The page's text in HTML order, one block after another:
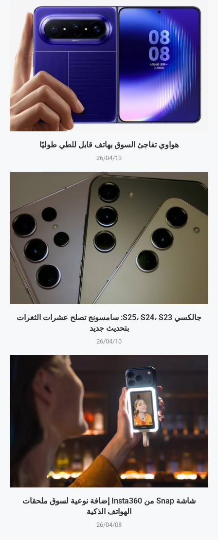
هواوي تفاجئ السوق بهاتف قابل للطي طوليًا
26/04/13
جالكسي S25، S24، S23: سامسونج تصلح عشرات الثغرات
بتحديث جديد
26/04/10
شاشة Snap من Insta360 إضافة نوعية لسوق ملحقات
الهواتف الذكية
26/04/08